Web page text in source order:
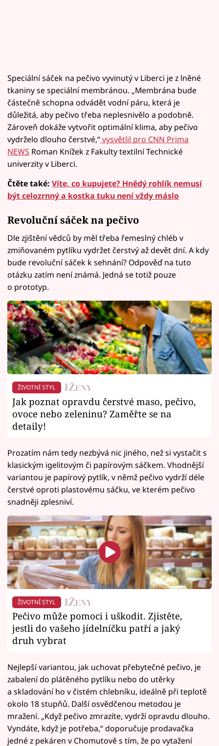
Speciální sáček na pečivo vyvinutý v Liberci je z lněné
tkaniny se speciální membránou. „Membrána bude
částečně schopna odvádět vodní páru, která je
důležitá, aby pečivo třeba neplesnivělo a podobně.
Zároveň dokáže vytvořit optimální klima, aby pečivo
vydrželo dlouho čerstvé,“vysvětlil pro CNN Prima
NEWS Roman Knížek z Fakulty textilní Technické
univerzity v Liberci.
Čtěte také: Víte, co kupujete? Hnědý rohlík nemusí
být celozrnný a kostka tuku není vždy máslo
Revoluční sáček na pečivo
Dle zjištění vědců by měl třeba řemeslný chléb v
zmiňovaném pytlíku vydržet čerstvý až devět dní. A kdy
bude revoluční sáček k sehnání? Odpověď na tuto
otázku zatím není známá. Jedná se totiž pouze
o prototyp.
ŽIVOTNÍ STYL
Jak poznat opravdu čerstvé maso, pečivo,
ovoce nebo zeleninu? Zaměřte se na
detaily!
Prozatím nám tedy nezbývá nic jiného, než si vystačit s
klasickým igelitovým či papírovým sáčkem. Vhodnější
variantou je papírový pytlík, v němž pečivo vydrží déle
čerstvé oproti plastovému sáčku, ve kterém pečivo
snadněji zplesniví.
ŽIVOTNÍ STYL
Pečivo může pomoci i uškodit. Zjistěte,
jestli do vašeho jídelníčku patří a jaký
druh vybrat
Nejlepší variantou, jak uchovat přebytečné pečivo, je
zabalení do plátěného pytlíku nebo do utěrky
a skladování ho v čistém chlebníku, ideálně při teplotě
okolo 18 stupňů. Další osvědčenou metodou je
mražení. „Když pečivo zmrazíte, vydrží opravdu dlouho.
Vyndáte, když je potřeba,“ doporučuje prodavačka
jedné z pekáren v Chomutově s tím, že po vytažení